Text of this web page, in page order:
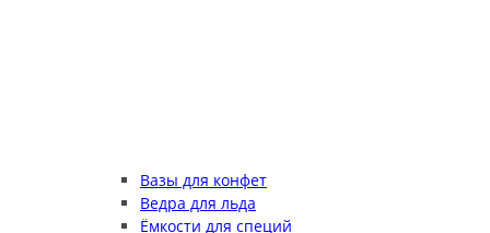
Вазы для конфет
Ведра для льда
Ёмкости для специй